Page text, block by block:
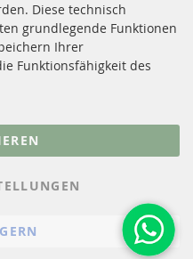
Kontakt
Vertrag widerrufen
Diese technisch
grundlegende Funktionen
Ihrer
Funktionsfähigkeit des